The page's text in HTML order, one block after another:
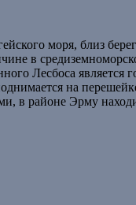
моря, близ
в
Лесбоса
на
в районе Эрму